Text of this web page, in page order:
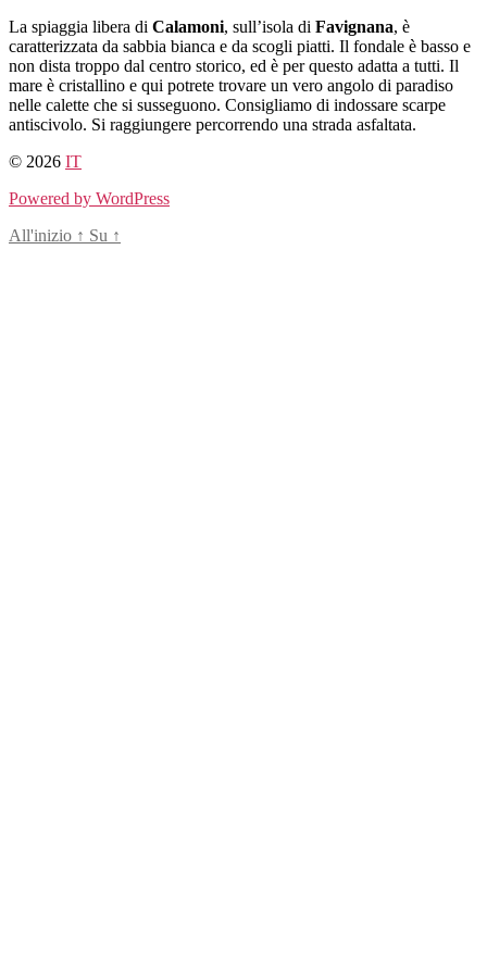
Salta
al
contenuto
La spiaggia libera di Calamoni, sull’isola di Favignana, è
caratterizzata da sabbia bianca e da scogli piatti. Il fondale è basso e
non dista troppo dal centro storico, ed è per questo adatta a tutti. Il
mare è cristallino e qui potrete trovare un vero angolo di paradiso
nelle calette che si susseguono. Consigliamo di indossare scarpe
antiscivolo. Si raggiungere percorrendo una strada asfaltata.
© 2026 IT
Powered by WordPress
All'inizio ↑ Su ↑